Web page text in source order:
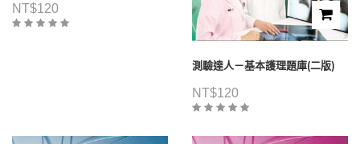
NT$120
測驗達人－基本護理題庫(二版)
NT$120